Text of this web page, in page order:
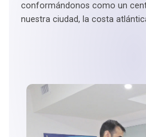
conformándonos como un
nuestra ciudad, la costa